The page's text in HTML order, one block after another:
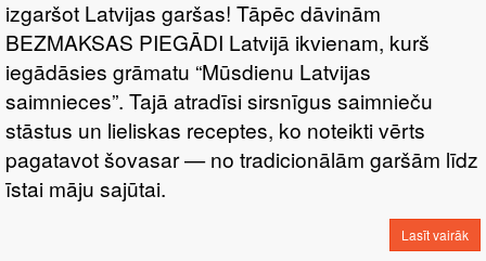
izgaršot Latvijas garšas! Tāpēc dāvinām
BEZMAKSAS PIEGĀDI Latvijā ikvienam, kurš
iegādāsies grāmatu “Mūsdienu Latvijas
saimnieces”. Tajā atradīsi sirsnīgus saimnieču
stāstus un lieliskas receptes, ko noteikti vērts
pagatavot šovasar — no tradicionālām garšām līdz
īstai māju sajūtai.
Lasīt vairāk